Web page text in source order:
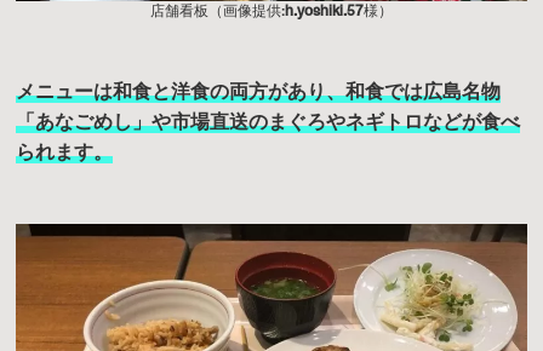
店舗看板（画像提供:h.yoshiki.57様）
メニューは和食と洋食の両方があり、和食では広島名物
「あなごめし」や市場直送のまぐろやネギトロなどが食べ
られます。